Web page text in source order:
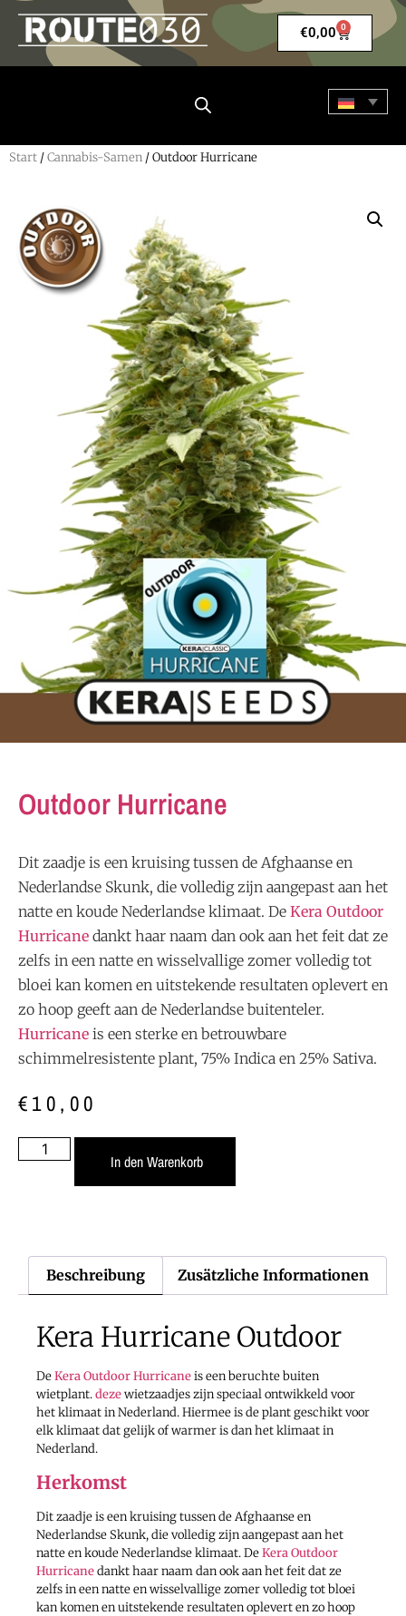
€0,00 0
Start /Cannabis-Samen / Outdoor Hurricane
Outdoor Hurricane
Dit zaadje is een kruising tussen de Afghaanse en
Nederlandse Skunk, die volledig zijn aangepast aan het
natte en koude Nederlandse klimaat. De Kera Outdoor
Hurricane dankt haar naam dan ook aan het feit dat ze
zelfs in een natte en wisselvallige zomer volledig tot
bloei kan komen en uitstekende resultaten oplevert en
zo hoop geeft aan de Nederlandse buitenteler.
Hurricane is een sterke en betrouwbare
schimmelresistente plant, 75% Indica en 25% Sativa.
€10,00
In den Warenkorb
Beschreibung Zusätzliche Informationen
Kera Hurricane Outdoor
DeKera Outdoor Hurricaneis een beruchte buiten
wietplant.dezewietzaadjes zijn speciaal ontwikkeld voor
het klimaat in Nederland. Hiermee is de plant geschikt voor
elk klimaat dat gelijk of warmer is dan het klimaat in
Nederland.
Herkomst
Dit zaadje is een kruising tussen de Afghaanse en
Nederlandse Skunk, die volledig zijn aangepast aan het
natte en koude Nederlandse klimaat. DeKera Outdoor
Hurricanedankt haar naam dan ook aan het feit dat ze
zelfs in een natte en wisselvallige zomer volledig tot bloei
kan komen en uitstekende resultaten oplevert en zo hoop